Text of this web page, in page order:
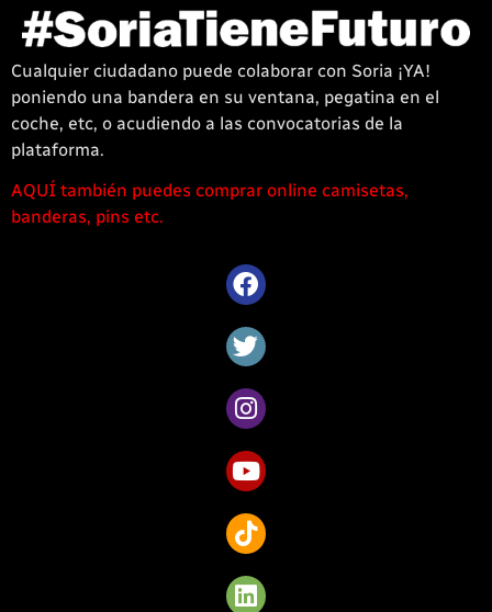
Cualquier ciudadano puede colaborar con Soria ¡YA!
poniendo una bandera en su ventana, pegatina en el
coche, etc, o acudiendo a las convocatorias de la
plataforma.
1win
casino
AQUÍ también puedes comprar online camisetas,
banderas, pins etc.